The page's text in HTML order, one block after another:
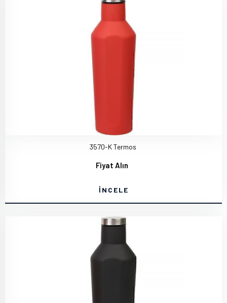
3570-K Termos
Fiyat Alın
İNCELE